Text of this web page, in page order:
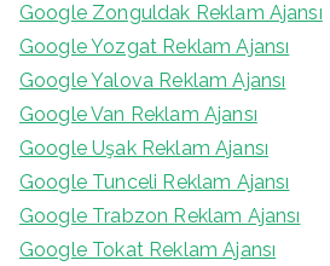
Google Zonguldak Reklam Ajansı
Google Yozgat Reklam Ajansı
Google Yalova Reklam Ajansı
Google Van Reklam Ajansı
Google Uşak Reklam Ajansı
Google Tunceli Reklam Ajansı
Google Trabzon Reklam Ajansı
Google Tokat Reklam Ajansı